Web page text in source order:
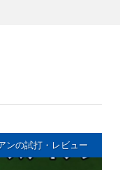
ンの試打・レビュー